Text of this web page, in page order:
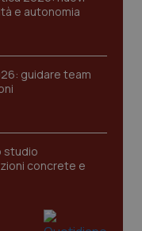
e autonomia
guidare team
studio
concrete e
www.quotidianosanita.it